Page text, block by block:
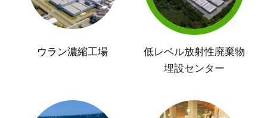
ウラン濃縮工場
低レベル放射性廃棄物
埋設センター